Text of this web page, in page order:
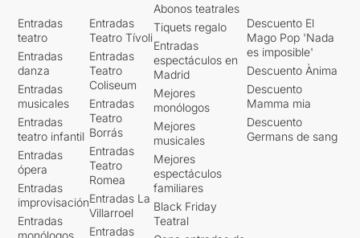
Entradas
teatro
Entradas
danza
Entradas
musicales
Entradas
teatro infantil
Entradas
ópera
Entradas
improvisación
Entradas
monólogos
Entradas
Teatro Tívoli
Entradas
Teatro
Coliseum
Entradas
Teatro
Borrás
Entradas
Teatro
Romea
Entradas La
Villarroel
Entradas
Abonos teatrales
Tiquets regalo
Entradas
espectáculos en
Madrid
Mejores
monólogos
Mejores
musicales
Mejores
espectáculos
familiares
Black Friday
Teatral
Descuento El
Mago Pop 'Nada
es imposible'
Descuento Ànima
Descuento
Mamma mia
Descuento
Germans de sang